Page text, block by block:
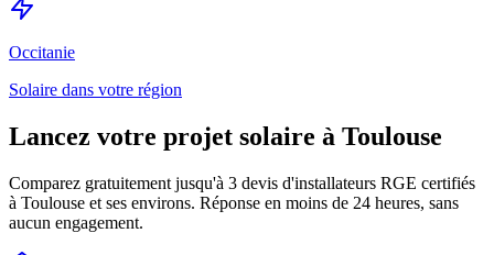
Occitanie
Solaire dans votre région
Lancez votre projet solaire à Toulouse
Comparez gratuitement jusqu'à 3 devis d'installateurs RGE certifiés
à Toulouse et ses environs. Réponse en moins de 24 heures, sans
aucun engagement.